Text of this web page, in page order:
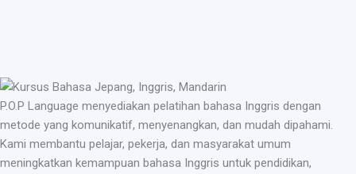
P.O.P Language menyediakan pelatihan bahasa Inggris dengan
metode yang komunikatif, menyenangkan, dan mudah dipahami.
Kami membantu pelajar, pekerja, dan masyarakat umum
meningkatkan kemampuan bahasa Inggris untuk pendidikan,